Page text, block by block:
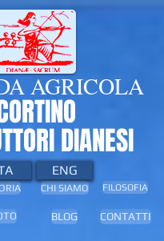
AGRICOLA
DIANESI
ENG
CHI SIAMO FILOSOFIA
BLOG CONTATTI